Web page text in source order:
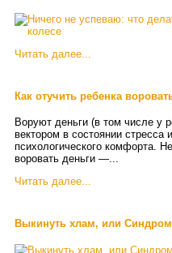
Читать далее...
Как отучить ребенка
Воруют деньги (в том числе у
вектором в состоянии стресса
психологического комфорта.
воровать деньги —...
Читать далее...
Выкинуть хлам, или